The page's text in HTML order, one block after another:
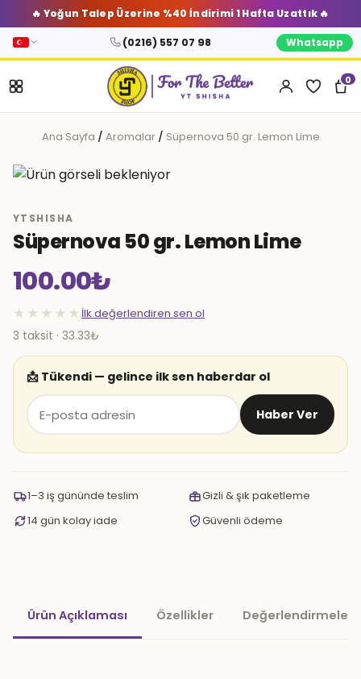
🔥 Yoğun Talep Üzerine %40 İndirimi 1 Hafta Uzattık 🔥
(0216) 557 07 98 Whatsapp
0
Ana Sayfa / Aromalar / Süpernova 50 gr. Lemon Lime
YTSHISHA
Süpernova 50 gr. Lemon Lime
100.00₺
★★★★★ İlk değerlendiren sen ol
3 taksit · 33.33₺
📩 Tükendi — gelince ilk sen haberdar ol
Haber Ver
1–3 iş gününde teslim
Gizli & şık paketleme
14 gün kolay iade
Güvenli ödeme
Ürün Açıklaması Özellikler Değerlendirmeler